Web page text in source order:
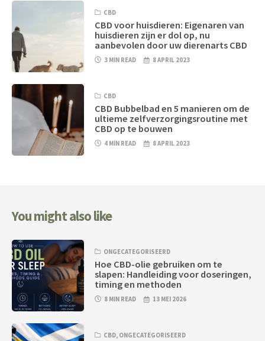
CBD
CBD voor huisdieren: Eigenaren van
huisdieren zijn er dol op, nu
aanbevolen door uw dierenarts CBD
3 MIN READ 8 APRIL 2023
CBD
CBD Bubbelbad en 5 manieren om de
ultieme zelfverzorgingsroutine met
CBD op te bouwen
4 MIN READ 8 APRIL 2023
You might also like
ONGECATEGORISEERD
Hoe CBD-olie gebruiken om te
slapen: Handleiding voor doseringen,
timing en methoden
8 MIN READ 13 MEI 2026
CBD, ONGECATEGORISEERD